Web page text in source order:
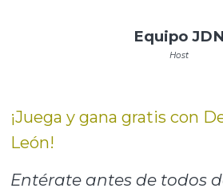
Equipo JDN
Host
¡Juega y gana gratis con
León!
Entérate antes de todos